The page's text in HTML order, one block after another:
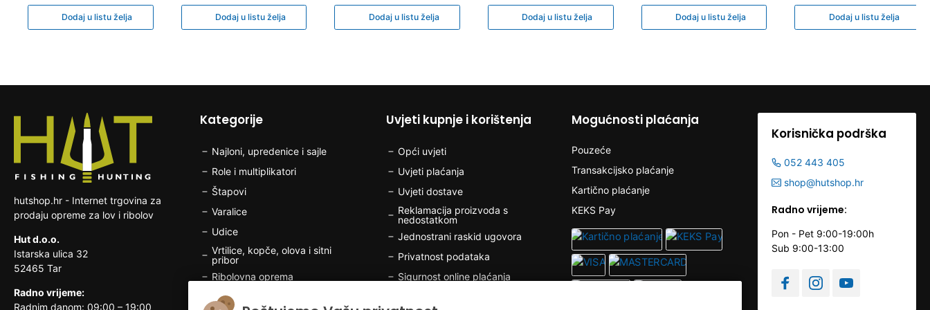
Dodaj u listu želja Dodaj u listu želja Dodaj u listu želja Dodaj u listu želja Dodaj u listu želja Dodaj u listu želja
hutshop.hr - Internet trgovina za
prodaju opreme za lov i ribolov
Hut d.o.o.
Istarska ulica 32
52465 Tar
Radno vrijeme:
Radnim danom: 09:00 – 19:00
Kategorije
Najloni, upredenice i sajle
Role i multiplikatori
Štapovi
Varalice
Udice
Vrtilice, kopče, olova i sitni
pribor
Ribolovna oprema
Brodska elektronika
Uvjeti kupnje i korištenja
Opći uvjeti
Uvjeti plaćanja
Uvjeti dostave
Reklamacija proizvoda s
nedostatkom
Jednostrani raskid ugovora
Privatnost podataka
Sigurnost online plaćanja
Mogućnosti plaćanja
Pouzeće
Transakcijsko plaćanje
Kartično plaćanje
KEKS Pay
Korisnička podrška
052 443 405
shop@hutshop.hr
Radno vrijeme:
Pon - Pet 9:00-19:00h
Sub 9:00-13:00